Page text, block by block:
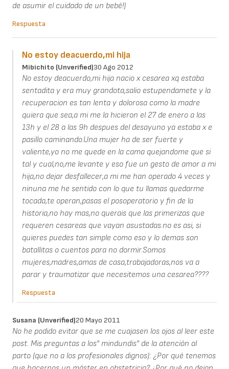
de asumir el cuidado de un bebé!)
Respuesta
No estoy deacuerdo,mi hija
Mibichito (unverified)30 Ago 2012
No estoy deacuerdo,mi hija nacio x cesarea xq estaba
sentadita y era muy grandota,salio estupendamete y la
recuperacion es tan lenta y dolorosa como la madre
quiera que sea,a mi me la hicieron el 27 de enero a las
13h y el 28 a las 9h despues del desayuno ya estaba x e
pasillo caminando.Una mujer ha de ser fuerte y
valiente,yo no me quede en la cama quejandome que si
tal y cual,no,me levante y eso fue un gesto de amor a mi
hija,no dejar desfallecer,a mi me han operado 4 veces y
ninuna me he sentido con lo que tu llamas quedarme
tocada,te operan,pasas el posoperatorio y fin de la
historia,no hay mas,no querais que las primerizas que
requeren cesareas que vayan asustadas.no es asi, si
quieres puedes tan simple como eso y lo demas son
batallitas o cuentos para no dormir.Somos
mujeres,madres,amas de casa,trabajadoras,nos va a
parar y traumatizar que necesitemos una cesarea????
Respuesta
Susana (unverified)20 Mayo 2011
No he podido evitar que se me cuajasen los ojos al leer este
post. Mis preguntas a los" mindundis" de la atención al
parto (que no a los profesionales dignos): ¿Por qué tenemos